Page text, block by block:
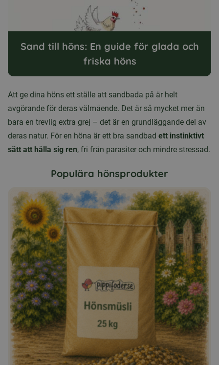
Sand till höns: En guide för glada och
friska höns
Att ge dina höns ett ställe att sandbada på är helt
avgörande för deras välmående. Det är så mycket mer än
bara en trevlig extra grej – det är en grundläggande del av
deras natur. För en höna är ett bra sandbad ett instinktivt
sätt att hålla sig ren, fri från parasiter och mindre stressad.
Populära hönsprodukter